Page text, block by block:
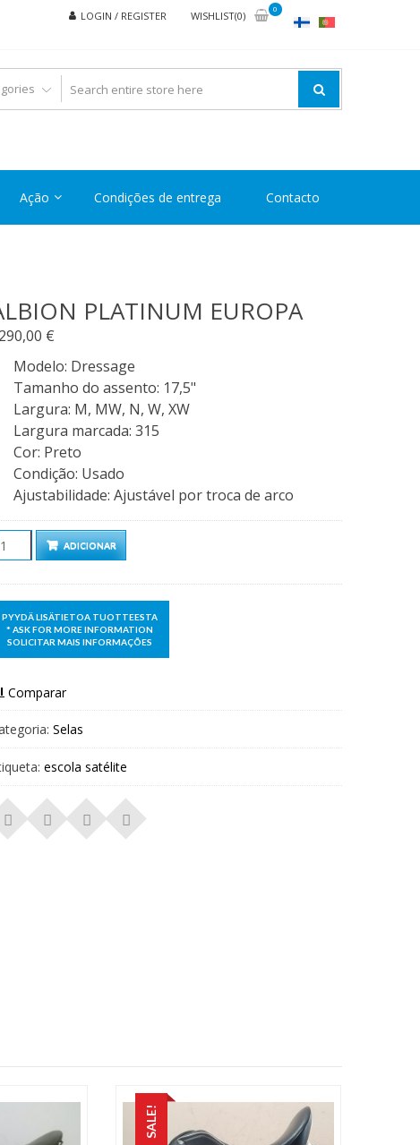
LOGIN / REGISTER WISHLIST(0)
0
Ação Condições de entrega Contacto
PLATINUM EUROPA
€
Modelo: Dressage
Tamanho do assento: 17,5"
Largura: M, MW, N, W, XW
Largura marcada: 315
Cor: Preto
Condição: Usado
Ajustabilidade: Ajustável por troca de arco
QuantidadeADICIONAR
Comparar
Selas
escola satélite
SALE!